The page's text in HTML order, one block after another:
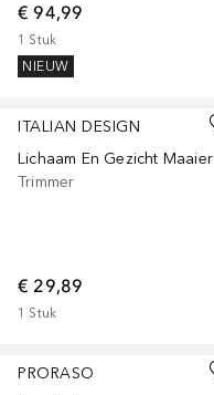
€ 94,99
1 Stuk
NIEUW
ITALIAN DESIGN
Trimmer
€ 29,89
1 Stuk
PRORASO